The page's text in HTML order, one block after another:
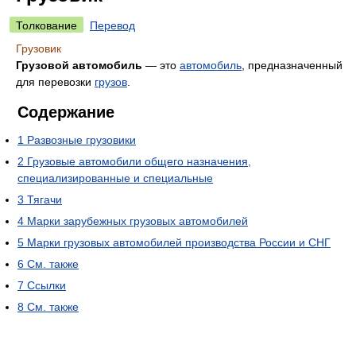
Толкование
Перевод
Грузовик
Грузовой автомобиль — это автомобиль , предназначенный
для перевозки грузов
Содержание
1 Развозные грузовики
2 Грузовые автомобили общего назначения,
специализированные и специальные
3 Тягачи
4 Марки зарубежных грузовых автомобилей
5 Марки грузовых автомобилей производства России и СНГ
6 См. также
7 Ссылки
8 См. также